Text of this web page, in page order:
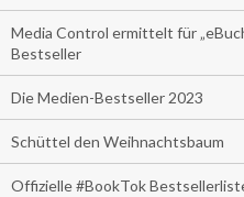
Media Control ermittelt für
Bestseller
Die Medien-Bestseller 2023
Schüttel den Weihnachtsbaum
Offizielle #BookTok